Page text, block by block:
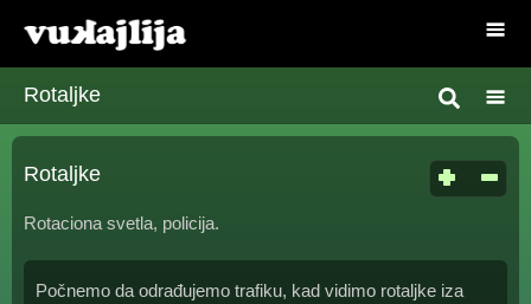
Rotaljke
Rotaljke
Rotaciona svetla, policija.
Počnemo da odrađujemo trafiku, kad vidimo rotaljke iza